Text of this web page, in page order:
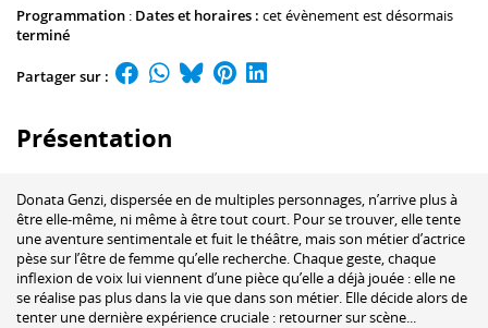
Programmation : Dates et horaires : cet évènement est désormais
terminé
Partager sur :
Présentation
Donata Genzi, dispersée en de multiples personnages, n’arrive plus à
être elle-même, ni même à être tout court. Pour se trouver, elle tente
une aventure sentimentale et fuit le théâtre, mais son métier d’actrice
pèse sur l’être de femme qu’elle recherche. Chaque geste, chaque
inflexion de voix lui viennent d’une pièce qu’elle a déjà jouée : elle ne
se réalise pas plus dans la vie que dans son métier. Elle décide alors de
tenter une dernière expérience cruciale : retourner sur scène...